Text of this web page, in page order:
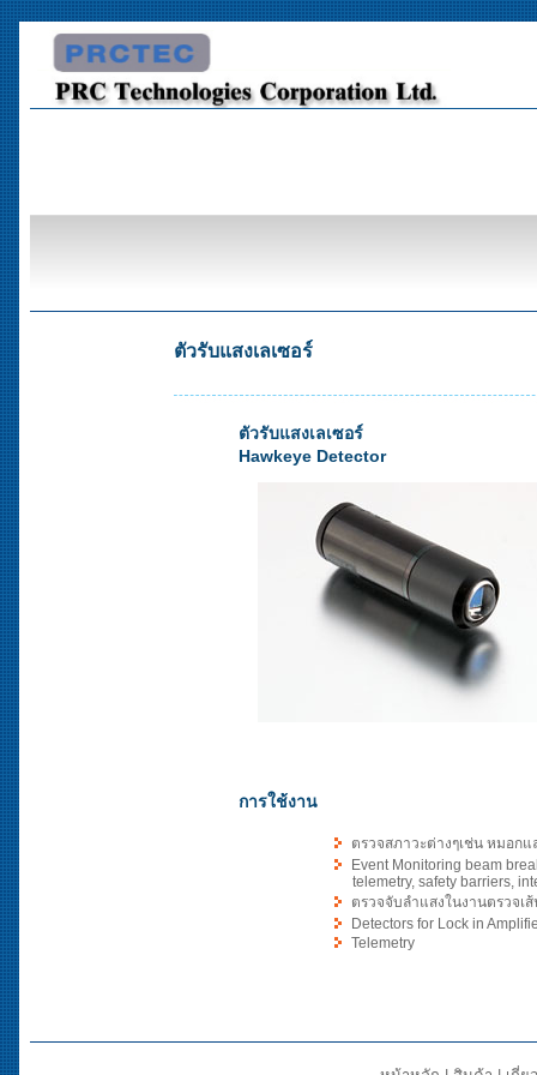
ตัวรับแสงเลเซอร์
ตัวรับแสงเลเซอร์
Hawkeye Detector
การใช้งาน
ตรวจสภาวะต่างๆเช่น หมอก
Event Monitoring beam
telemetry, safety barriers,
ตรวจจับลำแสงในงานตรวจเ
Detectors for Lock in
Telemetry